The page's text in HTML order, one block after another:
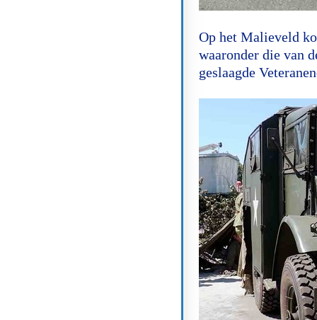
Op het Malieveld
waaronder die van
geslaagde